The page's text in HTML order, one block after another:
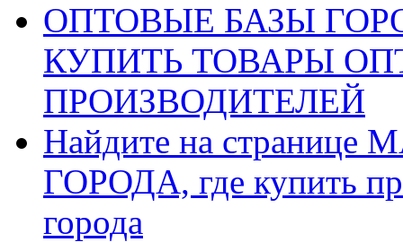
ОПТОВЫЕ БАЗЫ
КУПИТЬ ТОВАРЫ
ПРОИЗВОДИТЕЛЕЙ
Найдите на
ГОРОДА, где купить
города